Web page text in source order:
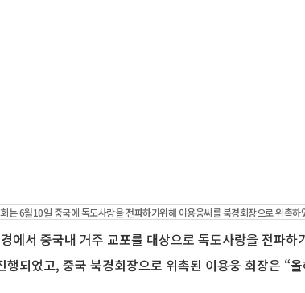
는 6월10일 중국에 독도사랑을 전파하기위해 이용웅씨를 북경회장으로 위촉하
서 중국내 거주 교포를 대상으로 독도사랑을 전파
되었고, 중국 북경회장으로 위촉된 이용웅 회장은 “